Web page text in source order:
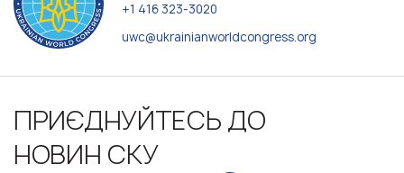
+1 416 323-3020
uwc@ukrainianworldcongress.org
ПРИЄДНУЙТЕСЬ ДО
НОВИН СКУ